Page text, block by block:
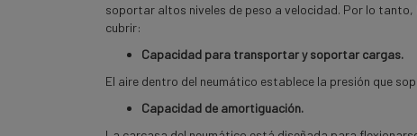
soportar altos niveles de peso a velocidad. Por lo tanto,
cubrir:
Capacidad para transportar y soportar cargas.
El aire dentro del neumático establece la presión que
Capacidad de amortiguación.